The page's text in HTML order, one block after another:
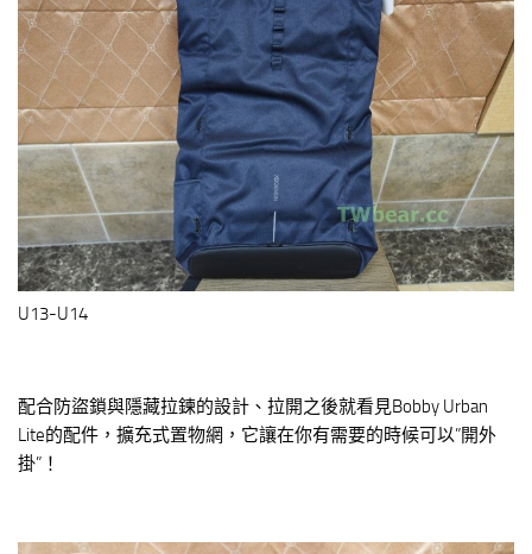
U13-U14
配合防盜鎖與隱藏拉鍊的設計、拉開之後就看見Bobby Urban
Lite的配件，擴充式置物網，它讓在你有需要的時候可以”開外
掛”！